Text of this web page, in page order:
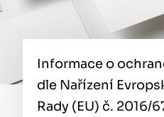
Informace o
dle Nařízení
Rady (EU) č. 2016/